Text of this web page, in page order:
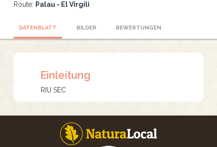
Route: Palau - El Virgili
DATENBLATT BILDER BEWERTUNGEN
Einleitung
RIU SEC